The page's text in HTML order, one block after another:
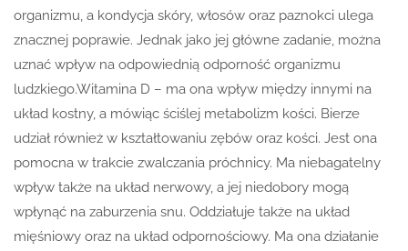
organizmu, a kondycja skóry, włosów oraz paznokci ulega
znacznej poprawie. Jednak jako jej główne zadanie, można
uznać wpływ na odpowiednią odporność organizmu
ludzkiego.Witamina D – ma ona wpływ między innymi na
układ kostny, a mówiąc ściślej metabolizm kości. Bierze
udział również w kształtowaniu zębów oraz kości. Jest ona
pomocna w trakcie zwalczania próchnicy. Ma niebagatelny
wpływ także na układ nerwowy, a jej niedobory mogą
wpłynąć na zaburzenia snu. Oddziałuje także na układ
mięśniowy oraz na układ odpornościowy. Ma ona działanie